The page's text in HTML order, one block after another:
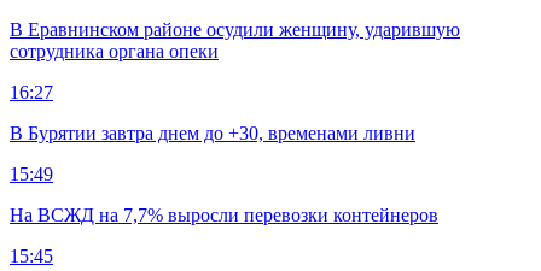
В Еравнинском районе осудили женщину, ударившую
сотрудника органа опеки
16:27
В Бурятии завтра днем до +30, временами ливни
15:49
На ВСЖД на 7,7% выросли перевозки контейнеров
15:45